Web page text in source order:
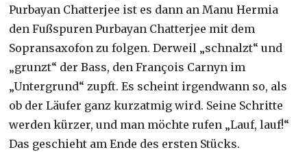
Purbayan Chatterjee ist es dann an Manu Hermia
den Fußspuren Purbayan Chatterjee mit dem
Sopransaxofon zu folgen. Derweil „schnalzt“ und
„grunzt“ der Bass, den François Carnyn im
„Untergrund“ zupft. Es scheint irgendwann so, als
ob der Läufer ganz kurzatmig wird. Seine Schritte
werden kürzer, und man möchte rufen „Lauf, lauf!“
Das geschieht am Ende des ersten Stücks.